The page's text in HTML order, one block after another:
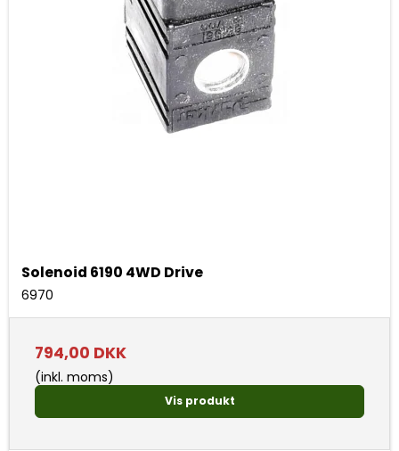
Solenoid 6190 4WD Drive
6970
794,00 DKK
(inkl. moms)
Vis produkt